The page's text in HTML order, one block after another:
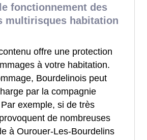
fonctionnement des
multirisques habitation
offre une protection
à votre habitation.
Bourdelinois peut
par la compagnie
exemple, si de très
de nombreuses
à Ourouer-Les-Bourdelins